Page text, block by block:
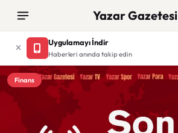
Yazar Gazetesi
Uygulamayı İndir
Haberleri anında takip edin
Finans